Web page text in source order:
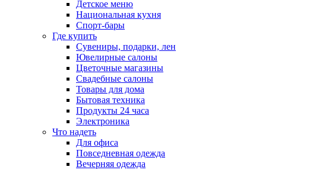
Детское меню
Национальная кухня
Спорт-бары
Где купить
Сувениры, подарки, лен
Ювелирные салоны
Цветочные магазины
Свадебные салоны
Товары для дома
Бытовая техника
Продукты 24 часа
Электроника
Что надеть
Для офиса
Повседневная одежда
Вечерняя одежда